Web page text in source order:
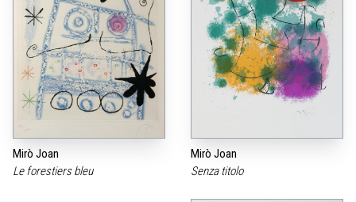
Mirò Joan
Le forestiers bleu
Mirò Joan
Senza titolo